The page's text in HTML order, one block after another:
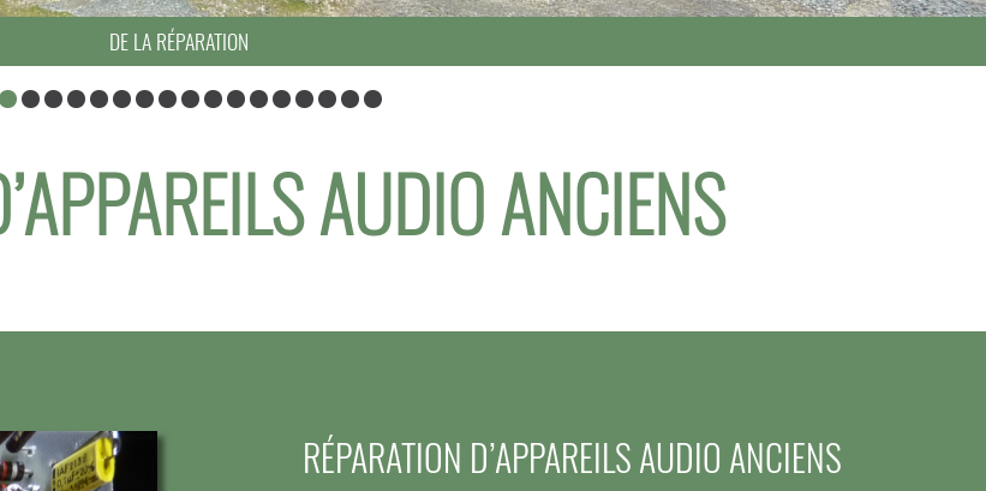
DE LA RÉPARATION
AUDIO ANCIENS
RÉPARATION D’APPAREILS AUDIO ANCIENS